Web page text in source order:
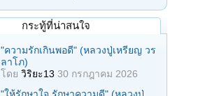
กระทู้ที่น่าสนใจ
"ความรักเกินพอดี" (หลวงปู่เหรียญ วร
ลาโภ)
โดย วิริยะ13 30 กรกฎาคม 2026